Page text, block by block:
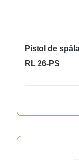
Pistol de
RL 26-PS